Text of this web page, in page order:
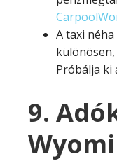
A taxi
Próbálja ki
9.